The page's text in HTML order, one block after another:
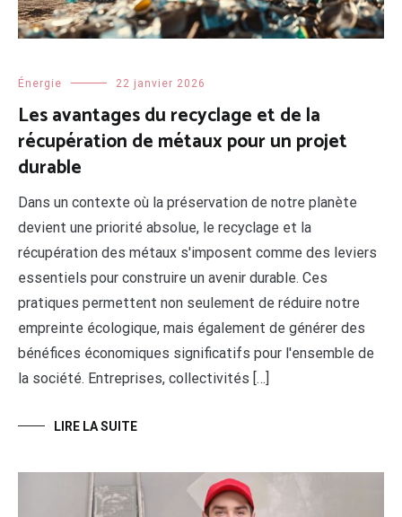
Énergie 22 janvier 2026
Les avantages du recyclage et de la
récupération de métaux pour un projet
durable
Dans un contexte où la préservation de notre planète
devient une priorité absolue, le recyclage et la
récupération des métaux s'imposent comme des leviers
essentiels pour construire un avenir durable. Ces
pratiques permettent non seulement de réduire notre
empreinte écologique, mais également de générer des
bénéfices économiques significatifs pour l'ensemble de
la société. Entreprises, collectivités […]
LIRE LA SUITE